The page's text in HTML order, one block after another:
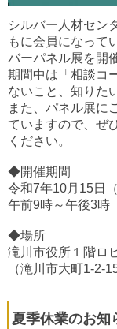
シルバー人材セン
もに会員になって
バーパネル展を開
期間中は「相談コ
ないこと、知りた
また、パネル展に
ていますので、ぜ
ください。
◆開催期間
令和7年10月15日
午前9時～午後3時
◆場所
滝川市役所１階ロ
（滝川市大町1-2-15
夏季休業のお知